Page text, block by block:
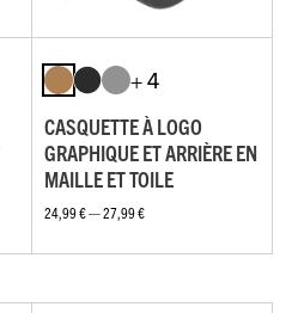
+ 4
CASQUETTE À LOGO
GRAPHIQUE ET ARRIÈRE EN
MAILLE ET TOILE
24,99 € — 27,99 €